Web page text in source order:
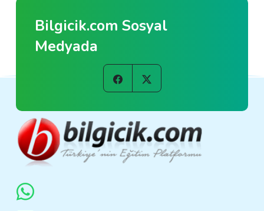
Bilgicik.com Sosyal
Medyada